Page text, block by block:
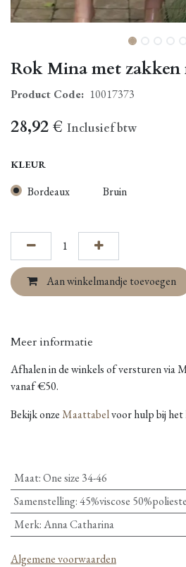
Rok Mina met zakken
Product Code: 10017373
28,92€ Inclusief btw
KLEUR
Bordeaux Bruin
Aan winkelmandje toevoegen
Meer informatie
Afhalen in de winkels of versturen via
vanaf €50.
Bekijk onzeMaattabelvoor hulp bij het
Maat:One size 34-46
Samenstelling:45%viscose
Merk:Anna Catharina
Algemene voorwaarden